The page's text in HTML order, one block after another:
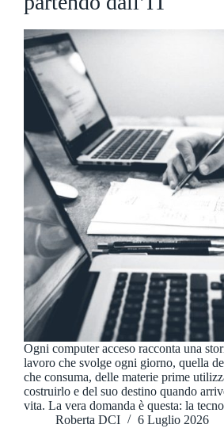
Ogni computer acceso racconta una
lavoro che svolge ogni giorno, quella
che consuma, delle materie prime
costruirlo e del suo destino quando
vita. La vera domanda è questa: la
Roberta DCI
6 Luglio 2026